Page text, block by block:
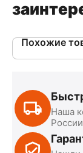
Похожие
Наша